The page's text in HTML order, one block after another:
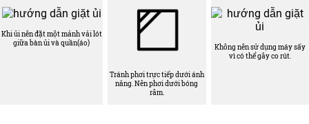
Khi ủi nên đặt một mảnh vải lót
giữa bàn ủi và quần(áo)
Tránh phơi trực tiếp dưới ánh
nắng. Nên phơi dưới bóng
râm.
Không nên sử dụng máy sấy
vì có thể gây co rút.